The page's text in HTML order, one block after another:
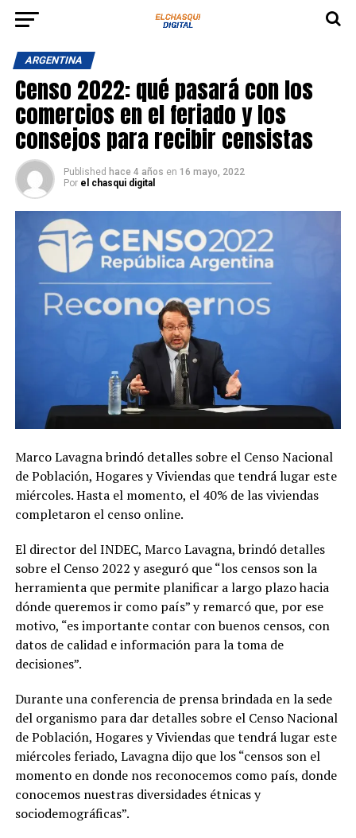
ARGENTINA
Censo 2022: qué pasará con los
comercios en el feriado y los
consejos para recibir censistas
Published hace 4 años en 16 mayo, 2022
Por el chasqui digital
Marco Lavagna brindó detalles sobre el Censo Nacional
de Población, Hogares y Viviendas que tendrá lugar este
miércoles. Hasta el momento, el 40% de las viviendas
completaron el censo online.
El director del INDEC, Marco Lavagna, brindó detalles
sobre el Censo 2022 y aseguró que “los censos son la
herramienta que permite planificar a largo plazo hacia
dónde queremos ir como país” y remarcó que, por ese
motivo, “es importante contar con buenos censos, con
datos de calidad e información para la toma de
decisiones”.
Durante una conferencia de prensa brindada en la sede
del organismo para dar detalles sobre el Censo Nacional
de Población, Hogares y Viviendas que tendrá lugar este
miércoles feriado, Lavagna dijo que los “censos son el
momento en donde nos reconocemos como país, donde
conocemos nuestras diversidades étnicas y
sociodemográficas”.